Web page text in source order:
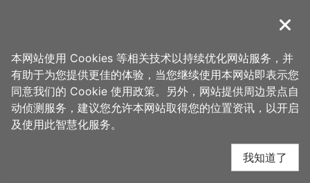
導覽
首页 > 想去的地方 > 住宿 > 旅馆与民宿
乐木居河岸行馆
人气：6706
关闭
本网站使用 Cookies 等相关技术以持续优化网站服务，并
有助于为您提供更佳的体验，当您继续使用本网站即表示您
同意我们的 Cookie 使用政策。另外，网站提供周边景点自
动侦测服务，建议您允许本网站取得您的位置资讯，以开启
及使用此智慧化服务。
我知道了